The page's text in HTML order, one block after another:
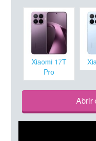
Xiaomi 17T
Pro
Abrir